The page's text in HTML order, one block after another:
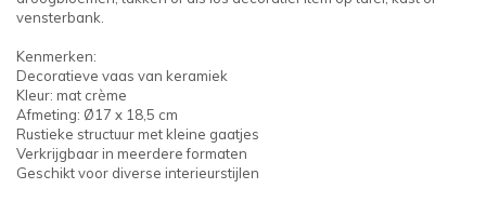
vensterbank.
Kenmerken:
Decoratieve vaas van keramiek
Kleur: mat crème
Afmeting: Ø17 x 18,5 cm
Rustieke structuur met kleine gaatjes
Verkrijgbaar in meerdere formaten
Geschikt voor diverse interieurstijlen